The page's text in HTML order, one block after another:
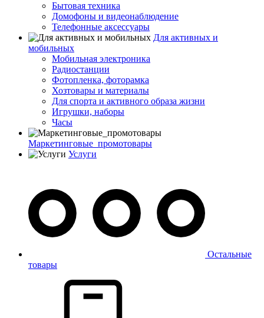
Бытовая техника
Домофоны и видеонаблюдение
Телефонные аксессуары
Для активных и
мобильных
Мобильная электроника
Радиостанции
Фотопленка, фоторамка
Хозтовары и материалы
Для спорта и активного образа жизни
Игрушки, наборы
Часы
Маркетинговые_промотовары
Услуги
Остальные
товары